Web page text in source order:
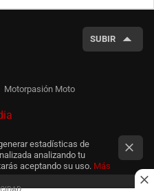
SUBIR
Motorpasión Moto
estadísticas de
analizando tu
aceptando su uso. Más